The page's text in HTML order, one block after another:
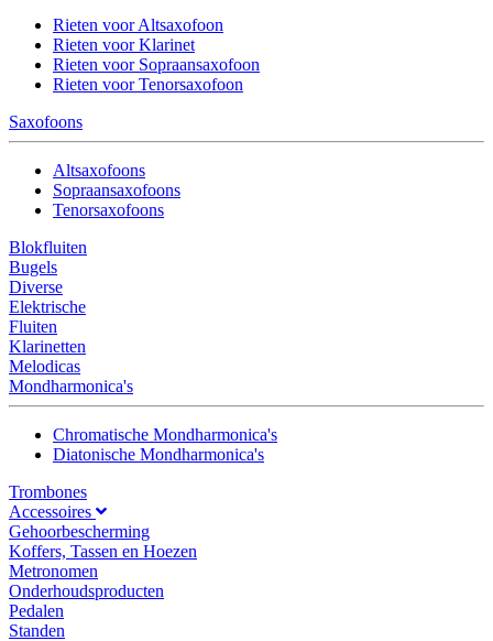
Rieten voor Altsaxofoon
Rieten voor Klarinet
Rieten voor Sopraansaxofoon
Rieten voor Tenorsaxofoon
Saxofoons
Altsaxofoons
Sopraansaxofoons
Tenorsaxofoons
Blokfluiten
Bugels
Diverse
Elektrische
Fluiten
Klarinetten
Melodicas
Mondharmonica's
Chromatische Mondharmonica's
Diatonische Mondharmonica's
Trombones
Accessoires
Gehoorbescherming
Koffers, Tassen en Hoezen
Metronomen
Onderhoudsproducten
Pedalen
Standen